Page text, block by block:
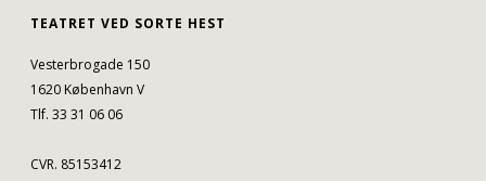
TEATRET VED SORTE HEST
Vesterbrogade 150
1620 København V
Tlf. 33 31 06 06
CVR. 85153412